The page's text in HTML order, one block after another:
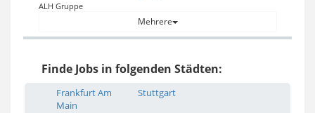
ALH Gruppe
Mehrere
Finde Jobs in folgenden Städten:
Frankfurt Am
Main
Stuttgart